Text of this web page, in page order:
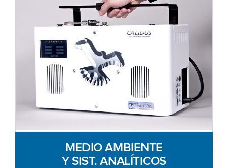
MEDIO AMBIENTE
Y SIST. ANALÍTICOS